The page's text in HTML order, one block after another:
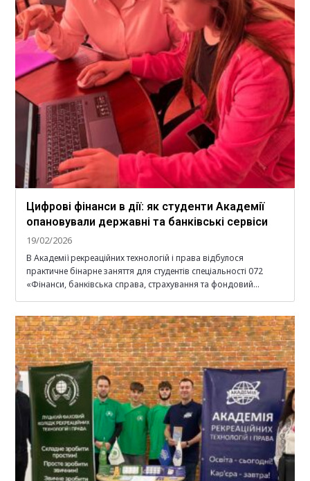
Цифрові фінанси в дії: як студенти Академії
опановували державні та банківські сервіси
19/02/2026
В Академії рекреаційних технологій і права відбулося
практичне бінарне заняття для студентів спеціальності 072
«Фінанси, банківська справа, страхування та фондовий…